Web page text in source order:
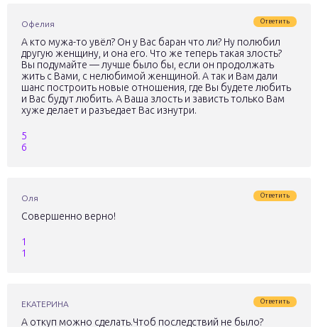
Офелия Ответить
А кто мужа-то увёл? Он у Вас баран что ли? Ну полюбил
другую женщину, и она его. Что же теперь такая злость?
Вы подумайте — лучше было бы, если он продолжать
жить с Вами, с нелюбимой женщиной. А так и Вам дали
шанс построить новые отношения, где Вы будете любить
и Вас будут любить. А Ваша злость и зависть только Вам
хуже делает и разъедает Вас изнутри.
5
6
Оля Ответить
Совершенно верно!
1
1
ЕКАТЕРИНА Ответить
А откуп можно сделать.Чтоб последствий не было?